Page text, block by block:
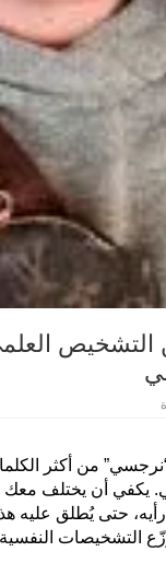
من أكثر
يكفي أن يختلف معك
حتى يُطلق عليه هذا
التشخيصات